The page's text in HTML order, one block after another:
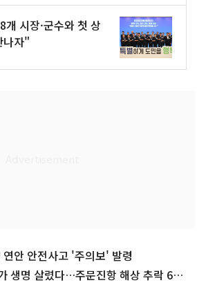
시장·군수와 첫 상
자"
안 안전사고 '주의보' 발령
생명 살렸다…주문진항 해상 추락 60